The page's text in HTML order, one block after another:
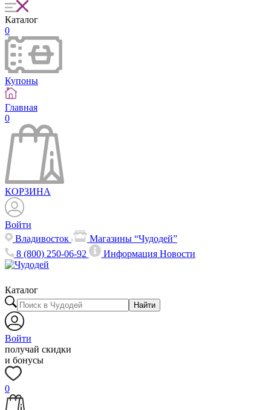
Каталог
0
Купоны
Главная
0
КОРЗИНА
Войти
Владивосток
Магазины “Чудодей”
8 (800) 250-06-92
ИнформацияНовости
Каталог
Найти
Войти
получай скидки
и бонусы
0